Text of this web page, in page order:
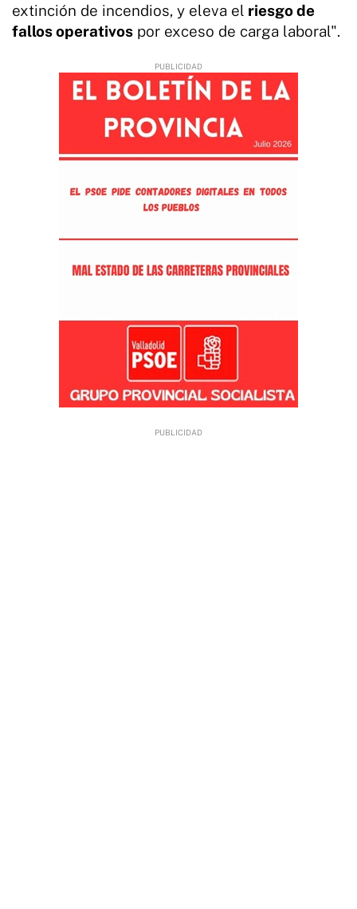
extinción de incendios, y eleva el riesgo de
fallos operativos por exceso de carga laboral".